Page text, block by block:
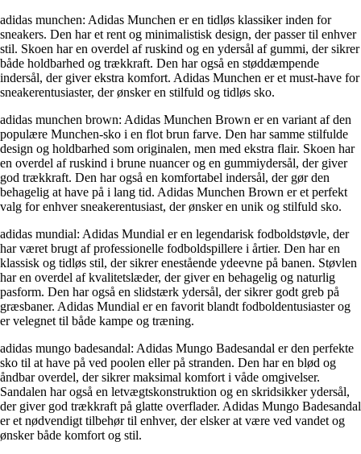
adidas munchen: Adidas Munchen er en tidløs klassiker inden for
sneakers. Den har et rent og minimalistisk design, der passer til enhver
stil. Skoen har en overdel af ruskind og en ydersål af gummi, der sikrer
både holdbarhed og trækkraft. Den har også en støddæmpende
indersål, der giver ekstra komfort. Adidas Munchen er et must-have for
sneakerentusiaster, der ønsker en stilfuld og tidløs sko.
adidas munchen brown: Adidas Munchen Brown er en variant af den
populære Munchen-sko i en flot brun farve. Den har samme stilfulde
design og holdbarhed som originalen, men med ekstra flair. Skoen har
en overdel af ruskind i brune nuancer og en gummiydersål, der giver
god trækkraft. Den har også en komfortabel indersål, der gør den
behagelig at have på i lang tid. Adidas Munchen Brown er et perfekt
valg for enhver sneakerentusiast, der ønsker en unik og stilfuld sko.
adidas mundial: Adidas Mundial er en legendarisk fodboldstøvle, der
har været brugt af professionelle fodboldspillere i årtier. Den har en
klassisk og tidløs stil, der sikrer enestående ydeevne på banen. Støvlen
har en overdel af kvalitetslæder, der giver en behagelig og naturlig
pasform. Den har også en slidstærk ydersål, der sikrer godt greb på
græsbaner. Adidas Mundial er en favorit blandt fodboldentusiaster og
er velegnet til både kampe og træning.
adidas mungo badesandal: Adidas Mungo Badesandal er den perfekte
sko til at have på ved poolen eller på stranden. Den har en blød og
åndbar overdel, der sikrer maksimal komfort i våde omgivelser.
Sandalen har også en letvægtskonstruktion og en skridsikker ydersål,
der giver god trækkraft på glatte overflader. Adidas Mungo Badesandal
er et nødvendigt tilbehør til enhver, der elsker at være ved vandet og
ønsker både komfort og stil.